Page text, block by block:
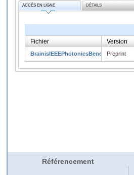
ACCÈS EN LIGNE DÉTAILS
Fichier Version
BrainisIEEEPhotonicsBenelux2009b.pdf
Preprint
Référencement